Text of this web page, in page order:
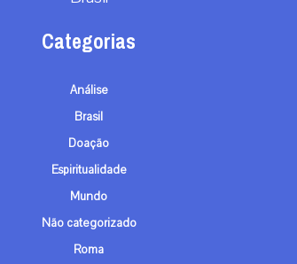
Categorias
Análise
Brasil
Doação
Espiritualidade
Mundo
Não categorizado
Roma